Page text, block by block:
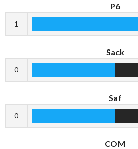
P6
1
Sack
0
Saf
0
COM